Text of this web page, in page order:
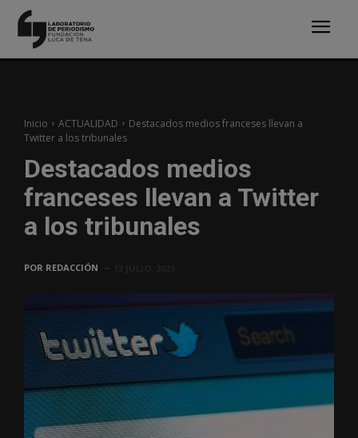
Inicio ACTUALIDAD
Destacados medios franceses llevan a
Twitter a los tribunales
Destacados medios
franceses llevan a Twitter
a los tribunales
POR REDACCIÓN